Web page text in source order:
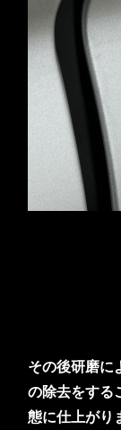
その後研磨に
の除去をする
態に仕上がり